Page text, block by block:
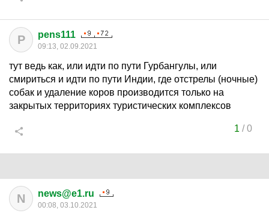
P pens111
09:13, 02.09.2021
тут ведь как, или идти по пути Гурбангулы, или
смириться и идти по пути Индии, где отстрелы (ночные)
собак и удаление коров производится только на
закрытых территориях туристических комплексов
1 /0
N news@e1.ru
00:08, 03.10.2021